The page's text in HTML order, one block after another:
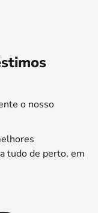
o nosso
tudo de perto, em